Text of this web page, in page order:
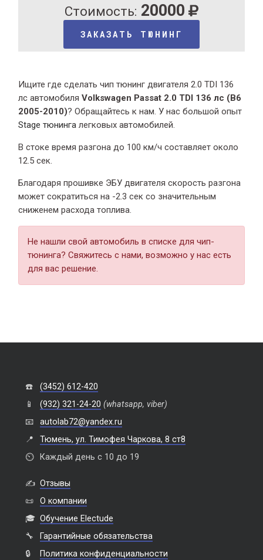
Стоимость: 20000
ЗАКАЗАТЬ ТЮНИНГ
Ищите где сделать чип тюнинг двигателя 2.0 TDI 136
лс автомобиляVolkswagen Passat 2.0 TDI 136 лс (B6
2005-2010)? Обращайтесь к нам. У нас большой опыт
Stage тюнинга легковых автомобилей.
В стоке время разгонадо 100 км/ч составляет около
12.5 сек.
Благодаря прошивке ЭБУ двигателя скорость разгона
может сократиться на -2.3 сек со значительным
сниженем расхода топлива.
Не нашли свой автомобиль в списке для чип-
тюнинга? Свяжитесь с нами, возможно у нас есть
для вас решение.
☎️
(3452) 612-420
📱
(932) 321-24-20 (whatsapp, viber)
📧
autolab72@yandex.ru
📍
Тюмень, ул. Тимофея Чаркова, 8 ст8
⏲️
Каждый день с 10 до 19
✍️ Отзывы
📜
О компании
🎓 Обучение Electude
🔧
Гарантийные обязательства
🔒
Политика конфиденциальности